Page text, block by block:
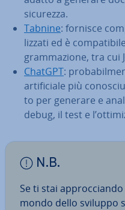
sicurezza.
Tabnine: fornisce
liz­za­ti ed è
gram­ma­zio­ne, tra cui
ChatGPT:
ar­ti­fi­cia­le più
to per generare e
debug, il test e
N.B.
Se ti stai
mondo dello sviluppo